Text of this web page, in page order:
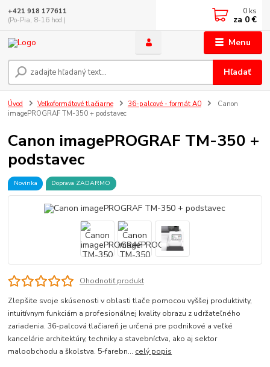
Menu
Hľadať
+421 918 177611
(Po-Pia, 8-16 hod.)
0 ks
za 0 €
Úvod Veľkoformátové tlačiarne 36-palcové - formát A0
Canon
imagePROGRAF TM-350 + podstavec
Canon imagePROGRAF TM-350 +
podstavec
Novinka Doprava ZADARMO
Ohodnotiť produkt
Zlepšite svoje skúsenosti v oblasti tlače pomocou vyššej produktivity,
intuitívnym funkciám a profesionálnej kvality obrazu z udržateľného
zariadenia. 36-palcová tlačiareň je určená pre podnikové a veľké
kancelárie architektúry, techniky a stavebníctva, ako aj sektor
maloobchodu a školstva. 5-farebn... celý popis